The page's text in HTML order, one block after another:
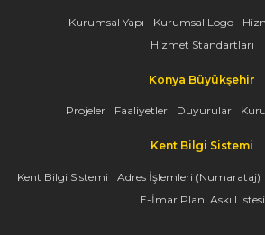
Kurumsal Yapı Kurumsal Logo
Hizmet Standartları
Konya Büyükşehir
Projeler Faaliyetler Duyurular
Kent Bilgi Sistemi
Kent Bilgi Sistemi Adres İşlemleri (Numarataj)
E-İmar Planı Askı Listesi